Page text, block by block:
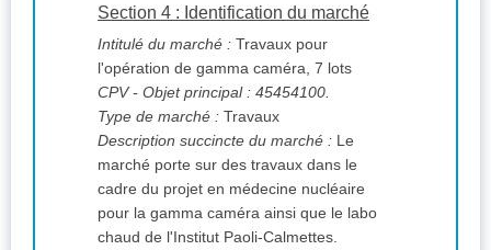
Section 4 : Identification du marché
Intitulé du marché : Travaux pour
l'opération de gamma caméra, 7 lots
CPV- Objet principal : 45454100.
Type de marché : Travaux
Description succincte du marché : Le
marché porte sur des travaux dans le
cadre du projet en médecine nucléaire
pour la gamma caméra ainsi que le labo
chaud de l'Institut Paoli-Calmettes.